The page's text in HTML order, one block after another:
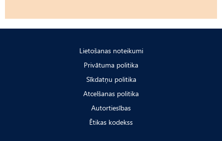
Lietošanas noteikumi
Privātuma politika
Sīkdatņu politika
Atcelšanas politika
Autortiesības
Ētikas kodekss